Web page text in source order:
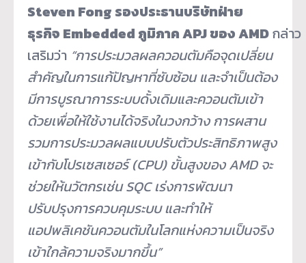
Steven Fong รองประธานบริษัทฝ่าย
ธุรกิจ Embedded ภูมิภาค APJ ของ AMDกล่าว
เสริมว่า “การประมวลผลควอนตัมคือจุดเปลี่ยน
สำคัญในการแก้ปัญหาที่ซับซ้อน และจำเป็นต้อง
มีการบูรณาการระบบดั้งเดิมและควอนตัมเข้า
ด้วยเพื่อให้ใช้งานได้จริงในวงกว้าง การผสาน
รวมการประมวลผลแบบปรับตัวประสิทธิภาพสูง
เข้ากับโปรเซสเซอร์ (CPU) ขั้นสูงของ AMD จะ
ช่วยให้นวัตกรเช่น SQC เร่งการพัฒนา
ปรับปรุงการควบคุมระบบ และทำให้
แอปพลิเคชันควอนตัมในโลกแห่งความเป็นจริง
เข้าใกล้ความจริงมากขึ้น”